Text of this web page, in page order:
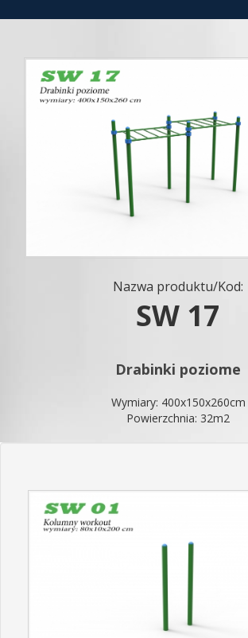
Nazwa produktu/Kod:
SW 17
Drabinki poziome
Wymiary: 400x150x260cm
Powierzchnia: 32m2